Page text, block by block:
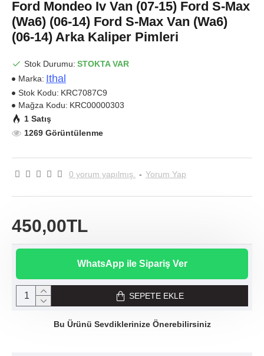
Ford Mondeo Iv Van (07-15) Ford S-Max
(Wa6) (06-14) Ford S-Max Van (Wa6)
(06-14) Arka Kaliper Pimleri
Stok Durumu: STOKTA VAR
Marka: Ithal
Stok Kodu: KRC7087C9
Mağza Kodu: KRC00000303
1 Satış
1269 Görüntülenme
0 yorum yapılmış. - Yorum Yap
450,00TL
WhatsApp ile Sipariş Ver
SEPETE EKLE
Bu Ürünü Sevdiklerinize Önerebilirsiniz